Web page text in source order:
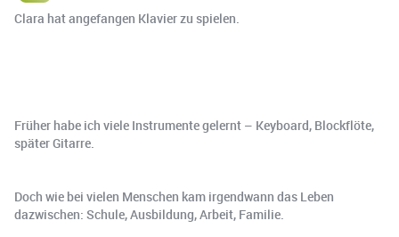
Clara hat angefangen Klavier zu spielen.
Früher habe ich viele Instrumente gelernt – Keyboard, Blockflöte,
später Gitarre.
Doch wie bei vielen Menschen kam irgendwann das Leben
dazwischen: Schule, Ausbildung, Arbeit, Familie.